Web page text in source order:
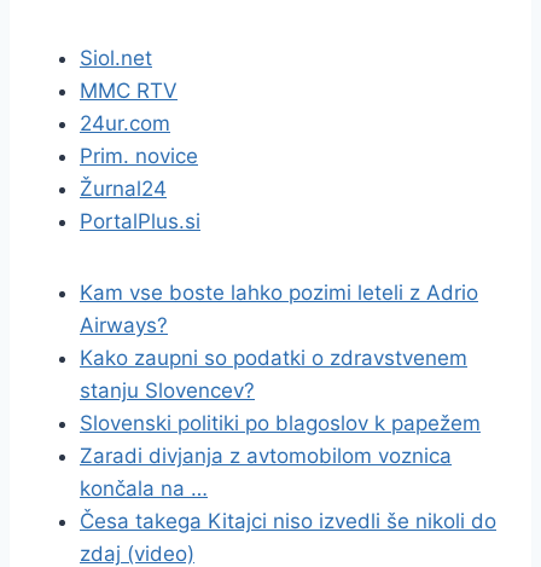
Siol.net
MMC RTV
24ur.com
Prim. novice
Žurnal24
PortalPlus.si
Kam vse boste lahko pozimi leteli z Adrio
Airways?
Kako zaupni so podatki o zdravstvenem
stanju Slovencev?
Slovenski politiki po blagoslov k papežem
Zaradi divjanja z avtomobilom voznica
končala na …
Česa takega Kitajci niso izvedli še nikoli do
zdaj (video)